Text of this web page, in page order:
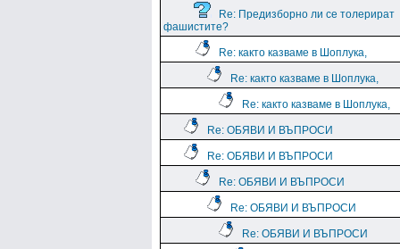
Re: Предизборно ли се толерират
фашистите?
Re: както казваме в Шоплука,
Re: както казваме в Шоплука,
Re: както казваме в Шоплука,
Re: ОБЯВИ И ВЪПРОСИ
Re: ОБЯВИ И ВЪПРОСИ
Re: ОБЯВИ И ВЪПРОСИ
Re: ОБЯВИ И ВЪПРОСИ
Re: ОБЯВИ И ВЪПРОСИ